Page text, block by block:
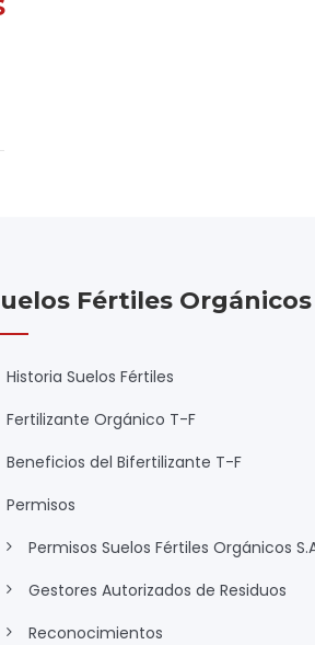
Fértiles Orgánicos
Historia Suelos Fértiles
Fertilizante Orgánico T-F
Beneficios del Bifertilizante T-F
Permisos
Permisos Suelos Fértiles Orgánicos
Gestores Autorizados de Residuos
Reconocimientos